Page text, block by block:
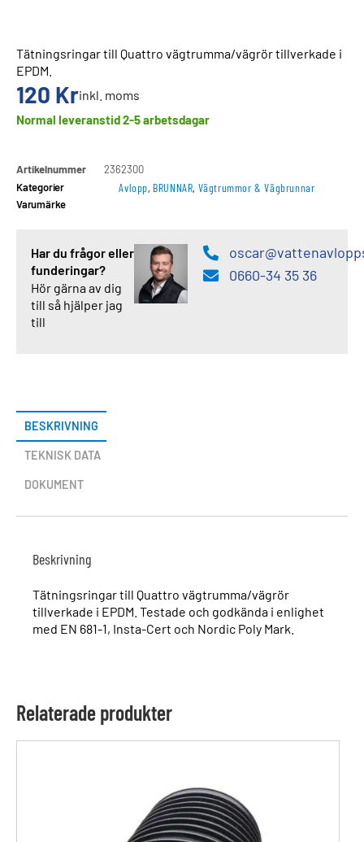
Tätningsringar till Quattro vägtrumma/vägrör tillverkade i
EPDM.
120 Krinkl. moms
Normal leveranstid 2-5 arbetsdagar
Artikelnummer
2362300
Kategorier
Avlopp, BRUNNAR, Vägtrummor & Vägbrunnar
Varumärke
Har du frågor eller
funderingar?
Hör gärna av dig
till så hjälper jag
till
0660-34 35 36
BESKRIVNING
TEKNISK DATA
DOKUMENT
Beskrivning
Tätningsringar till Quattro vägtrumma/vägrör
tillverkade i EPDM. Testade och godkända i enlighet
med EN 681-1, Insta-Cert och Nordic Poly Mark.
Relaterade produkter